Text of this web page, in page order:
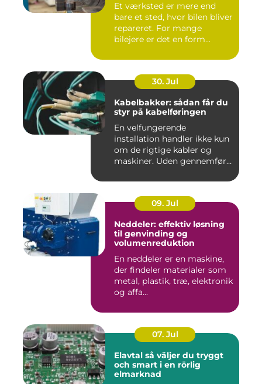
Et værksted er mere end
bare et sted, hvor bilen bliver
repareret. For mange
bilejere er det en form...
30. Jul
Kabelbakker: sådan får du
styr på kabelføringen
En velfungerende
installation handler ikke kun
om de rigtige kabler og
maskiner. Uden gennemført
09. Jul
Neddeler: effektiv løsning
til genvinding og
volumenreduktion
En neddeler er en maskine,
der findeler materialer som
metal, plastik, træ, elektronik
og affa...
07. Jul
Elavtal så väljer du tryggt
och smart i en rörlig
elmarknad